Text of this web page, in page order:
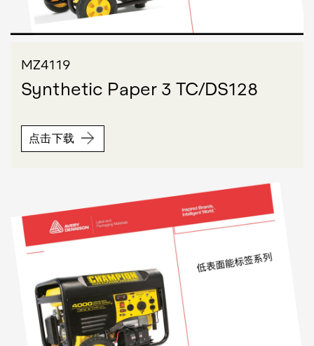
MZ4119
Synthetic Paper 3 TC/DS128
点击下载